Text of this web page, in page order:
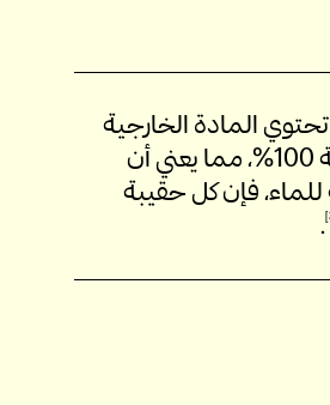
المادة الخارجية
لحقيبة الكمبيوتر المحمول على بلاستيك معاد تدويره بنسبة 100%، مما يعني أن
للماء، فإن كل حقيبة
.